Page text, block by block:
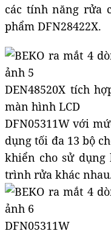
các tính năng rửa
phẩm DFN28422X.
DEN48520X tích
màn hình LCD
DFN05311W với
dụng tối đa 13 bộ
khiển cho sử
trình rửa khác
DFN05311W